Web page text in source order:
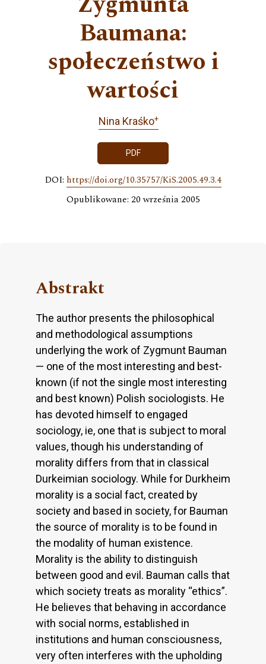
Baumana:
społeczeństwo i
wartości
Nina Kraśko+
PDF
DOI: https://doi.org/10.35757/KiS.2005.49.3.4
Opublikowane: 20 września 2005
Abstrakt
The author presents the philosophical
and methodological assumptions
underlying the work of Zygmunt Bauman
— one of the most interesting and best-
known (if not the single most interesting
and best known) Polish sociologists. He
has devoted himself to engaged
sociology, ie, one that is subject to moral
values, though his understanding of
morality differs from that in classical
Durkeimian sociology. While for Durkheim
morality is a social fact, created by
society and based in society, for Bauman
the source of morality is to be found in
the modality of human existence.
Morality is the ability to distinguish
between good and evil. Bauman calls that
which society treats as morality “ethics”.
He believes that behaving in accordance
with social norms, established in
institutions and human consciousness,
very often interferes with the upholding